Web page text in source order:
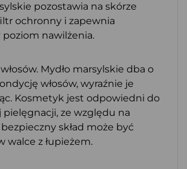
pozostawia na skórze
ochronny i zapewnia
nawilżenia.
Mydło marsylskie dba o
włosów, wyraźnie je
Kosmetyk jest odpowiedni do
ze względu na
skład może być
walce z łupieżem.